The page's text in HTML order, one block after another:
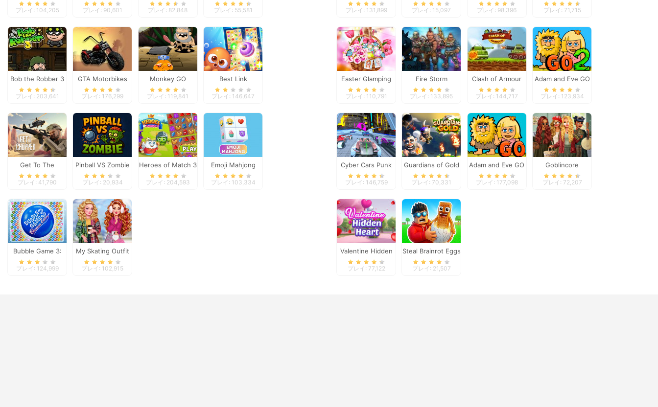
Battle Boho vs
プレイ: 104,205 プレイ: 90,601 プレイ: 82,848
Driver
プレイ: 55,581
Bob the Robber 3
プレイ: 203,641
GTA Motorbikes
プレイ: 176,299
Monkey GO
Happy: Stage 4
プレイ: 119,841
Best Link
プレイ: 146,647
Get To The
Chopper
プレイ: 41,790
Pinball VS Zombie
プレイ: 20,934
Heroes of Match 3
プレイ: 204,593
Emoji Mahjong
プレイ: 103,334
Bubble Game 3:
Christmas Edition
プレイ: 124,999
My Skating Outfit
プレイ: 102,915
プレイ: 131,899
Survival
プレイ: 15,097
School Pleated
プレイ: 98,396
Dentist
プレイ: 71,715
Easter Glamping
Trip
プレイ: 110,791
Fire Storm
プレイ: 133,895
Clash of Armour
プレイ: 144,717
Adam and Eve GO
2
プレイ: 123,934
Cyber Cars Punk
Racing
プレイ: 146,759
Guardians of Gold
プレイ: 70,331
Adam and Eve GO
プレイ: 177,098
Goblincore
Aesthetic
プレイ: 72,207
Valentine Hidden
Heart
プレイ: 77,122
Steal Brainrot Eggs
プレイ: 21,507